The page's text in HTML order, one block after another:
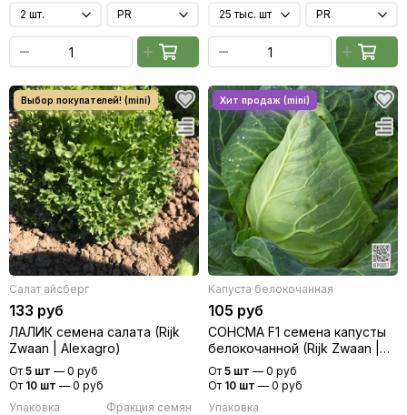
Салат айсберг
133 руб
ЛАЛИК семена салата (Rijk
Zwaan | Alexagro)
От 5 шт — 0 руб
От 10 шт — 0 руб
Упаковка
Фракция семян
Капуста белокочанная
105 руб
СОНСМА F1 семена капусты
белокочанной (Rijk Zwaan |
Alexagro)
От 5 шт — 0 руб
От 10 шт — 0 руб
Упаковка